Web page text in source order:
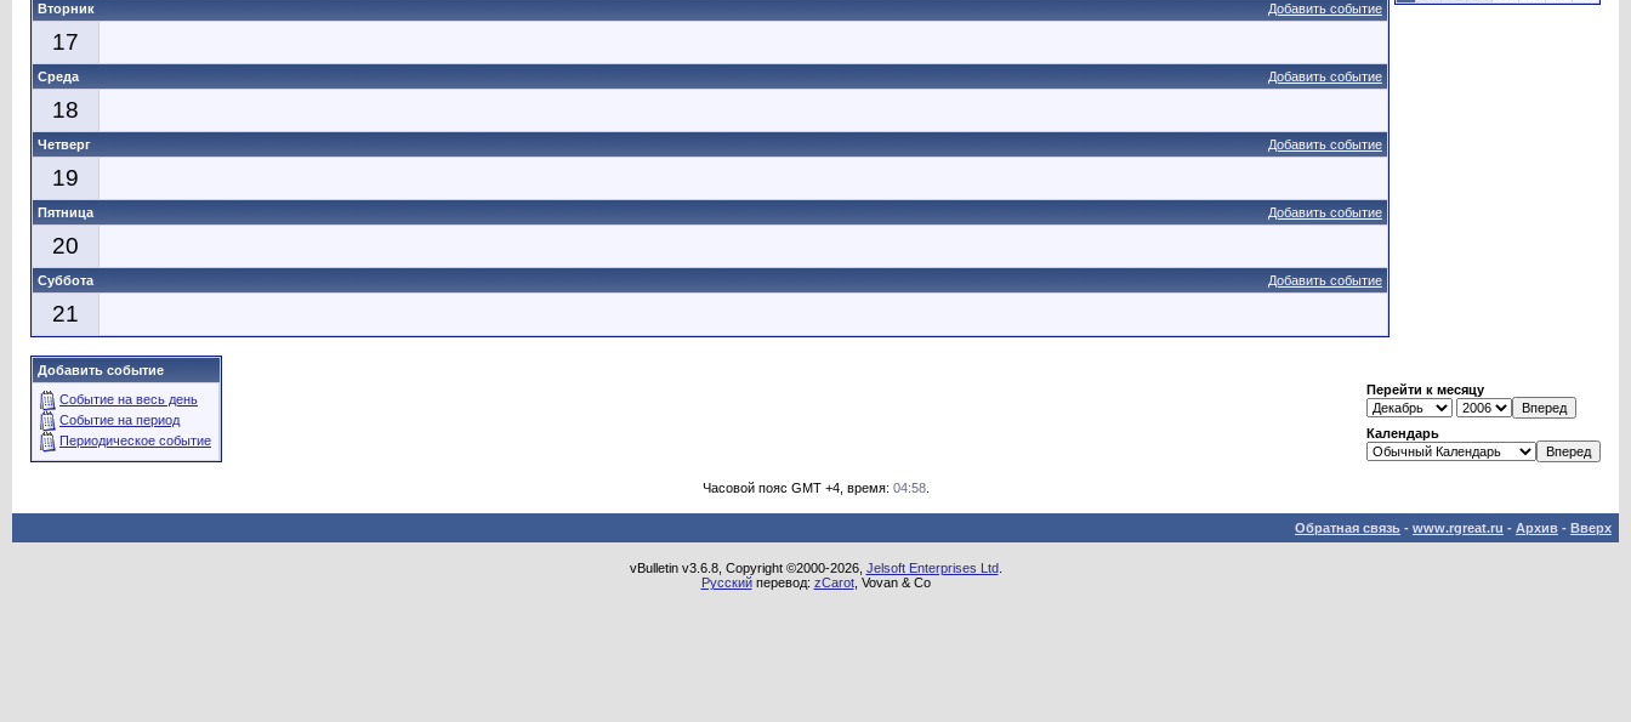
Добавить событие
Вторник
17
Добавить событие
Среда
18
Добавить событие
Четверг
19
Добавить событие
Пятница
20
Добавить событие
Суббота
21
Добавить событие
Событие на весь день
Событие на период
Периодическое событие
Перейти к месяцу
Календарь
Часовой пояс GMT +4, время: 04:58.
Обратная связь - www.rgreat.ru - Архив - Вверх
vBulletin v3.6.8, Copyright ©2000-2026, Jelsoft Enterprises Ltd.
Русскийперевод: zCarot, Vovan & Co